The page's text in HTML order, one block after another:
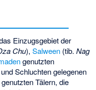
Einzugsgebiet der
Chu),Salween (tib.Nag
genutzten
Schluchten gelegenen
Tälern, die